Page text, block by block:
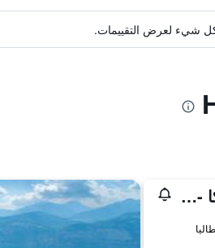
كل شيء لعرض التقييمات.
ويل نيس هوتل كازا باركا - للبالغين فقط